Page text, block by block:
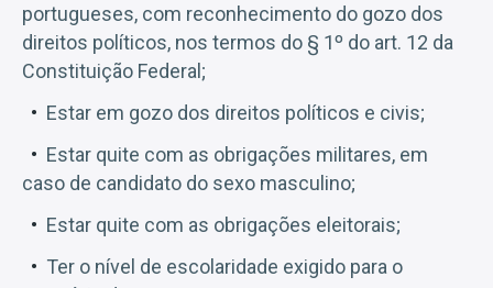
portugueses, com reconhecimento do gozo dos
direitos políticos, nos termos do § 1º do art. 12 da
Constituição Federal;
Estar em gozo dos direitos políticos e civis;
Estar quite com as obrigações militares, em
caso de candidato do sexo masculino;
Estar quite com as obrigações eleitorais;
Ter o nível de escolaridade exigido para o